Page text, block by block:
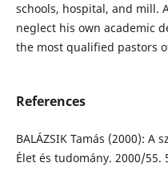
schools, hospital, and mill.
neglect his own academic
the most qualified pastors
References
BALÁZSIK Tamás (2000):
Élet és tudomány. 2000/55.